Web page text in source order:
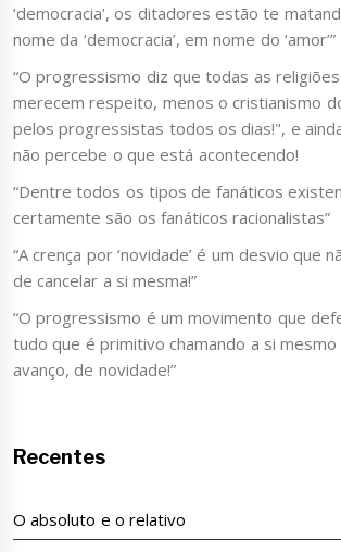
‘democracia’, os ditadores estão te
nome da ‘democracia’, em nome do ‘amor’”
“O progressismo diz que todas as
merecem respeito, menos o cristianismo
pelos progressistas todos os dias!", e
não percebe o que está acontecendo!
“Dentre todos os tipos de fanáticos
certamente são os fanáticos racionalistas”
“A crença por ‘novidade’ é um desvio que
de cancelar a si mesma!”
“O progressismo é um movimento que
tudo que é primitivo chamando a si
avanço, de novidade!”
Recentes
O absoluto e o relativo